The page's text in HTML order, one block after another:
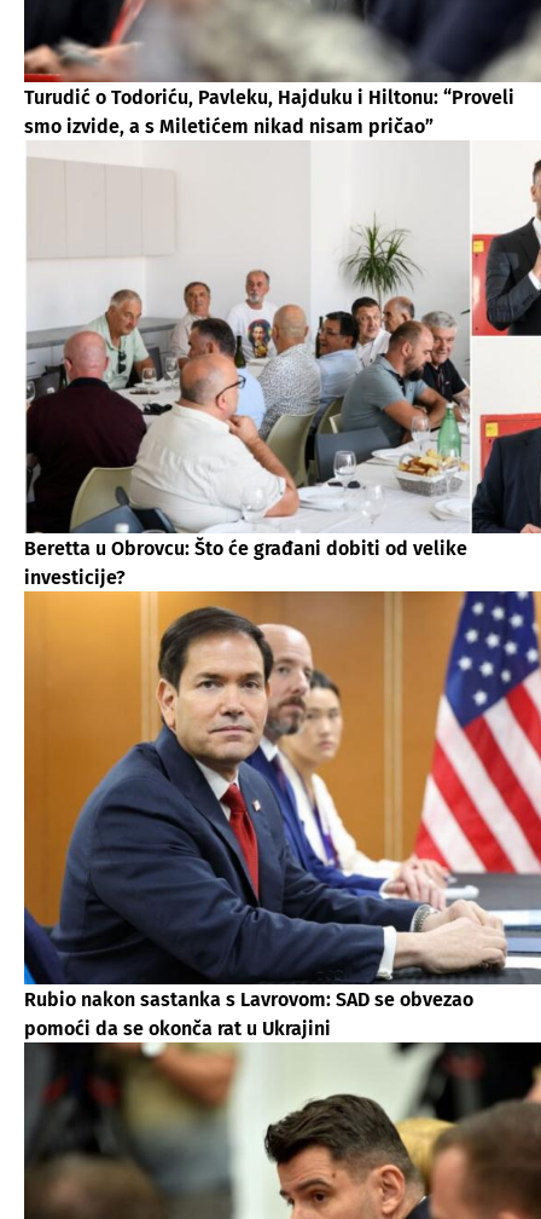
Turudić o Todoriću, Pavleku, Hajduku i Hiltonu: “Proveli
smo izvide, a s Miletićem nikad nisam pričao”
Beretta u Obrovcu: Što će građani dobiti od velike
investicije?
Rubio nakon sastanka s Lavrovom: SAD se obvezao
pomoći da se okonča rat u Ukrajini